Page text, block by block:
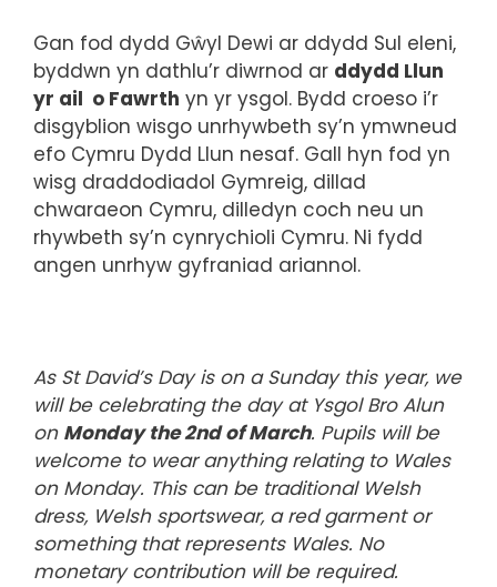
Gan fod dydd Gŵyl Dewi ar ddydd Sul eleni,
byddwn yn dathlu’r diwrnod ar ddydd Llun
yr ail o Fawrth yn yr ysgol. Bydd croeso i’r
disgyblion wisgo unrhywbeth sy’n ymwneud
efo Cymru Dydd Llun nesaf. Gall hyn fod yn
wisg draddodiadol Gymreig, dillad
chwaraeon Cymru, dilledyn coch neu un
rhywbeth sy’n cynrychioli Cymru. Ni fydd
angen unrhyw gyfraniad ariannol.
As St David’s Day is on a Sunday this year, we
will be celebrating the day at Ysgol Bro Alun
on Monday the 2nd of March. Pupils will be
welcome to wear anything relating to Wales
on Monday. This can be traditional Welsh
dress, Welsh sportswear, a red garment or
something that represents Wales. No
monetary contribution will be required.